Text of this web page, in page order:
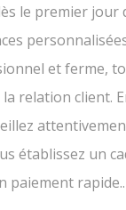
le premier jour
et ferme,
relation client.
établissez un
paiement rapide..